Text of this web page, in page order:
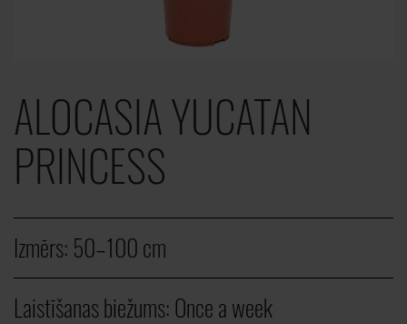
ALOCASIA YUCATAN
PRINCESS
Izmērs: 50–100 cm
Laistīšanas biežums:Once a week